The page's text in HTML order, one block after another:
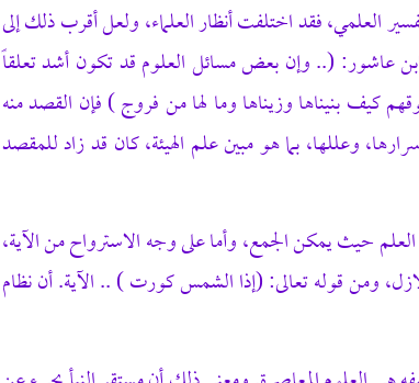
العلمي، فقد اختلفت أنظار العلماء، ولعل أقرب ذلك إلى
ابن عاشور: (.. وإن بعض مسائل العلوم قد تكون أشد تعلقاً
كيف بنيناها وزيناها وما لها من فروج ) فإن القصد منه
وعللها، بما هو مبين علم الهيئة، كان قد زاد للمقصد
العلم حيث يمكن الجمع، وأما على وجه الاسترواح من الآية،
ومن قوله تعالى: (إذا الشمس كورت ) .. الآية. أن نظام